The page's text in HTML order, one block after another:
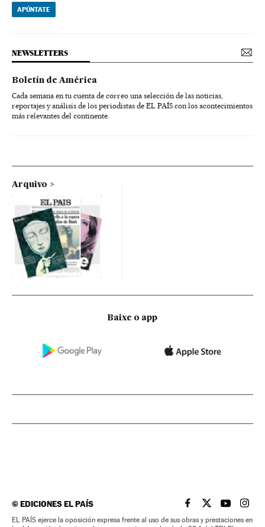
APÚNTATE
NEWSLETTERS
Boletín de América
Cada semana en tu cuenta de correo una selección de las noticias,
reportajes y análisis de los periodistas de EL PAÍS con los acontecimientos
más relevantes del continente.
Arquivo
Baixe o app
©EDICIONES EL PAÍS EL PAÍS BRASIL EN
EL PAÍSEL PAÍS
EL
EL PAÍS ejerce la oposición expresa frente al uso de sus obras y prestaciones en